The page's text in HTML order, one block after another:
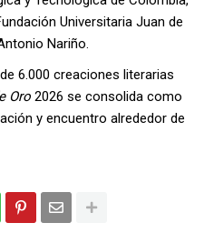
Universitaria Juan de
Nariño.
6.000 creaciones literarias
Oro 2026 se consolida como
y encuentro alrededor de